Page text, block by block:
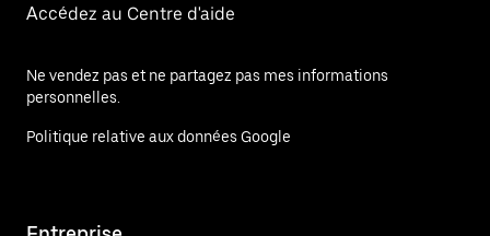
Accédez au Centre d'aide
Ne vendez pas et ne partagez pas mes informations
personnelles.
Politique relative aux données Google